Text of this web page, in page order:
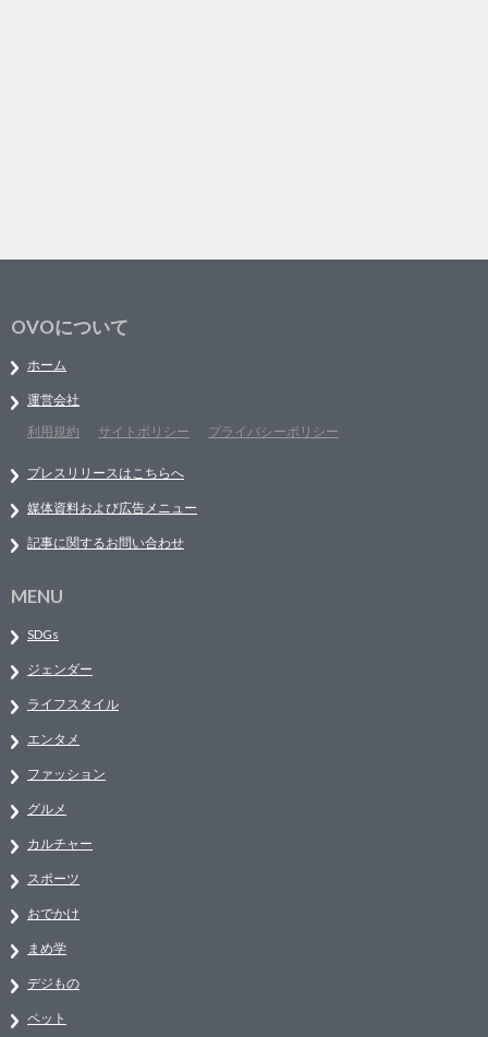
OVOについて
ホーム
運営会社
利用規約
サイトポリシー プライバシーポリシー
プレスリリースはこちらへ
媒体資料および広告メニュー
記事に関するお問い合わせ
MENU
SDGs
ジェンダー
ライフスタイル
エンタメ
ファッション
グルメ
カルチャー
スポーツ
おでかけ
まめ学
デジもの
ペット